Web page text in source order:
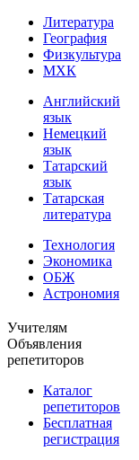
Литература
География
Физкультура
МХК
Английский
язык
Немецкий
язык
Татарский
язык
Татарская
литература
Технология
Экономика
ОБЖ
Астрономия
Учителям
Объявления
репетиторов
Каталог
репетиторов
Бесплатная
регистрация